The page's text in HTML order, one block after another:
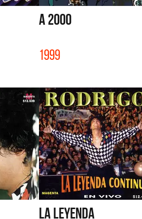
A 2000
1999
LA LEYENDA